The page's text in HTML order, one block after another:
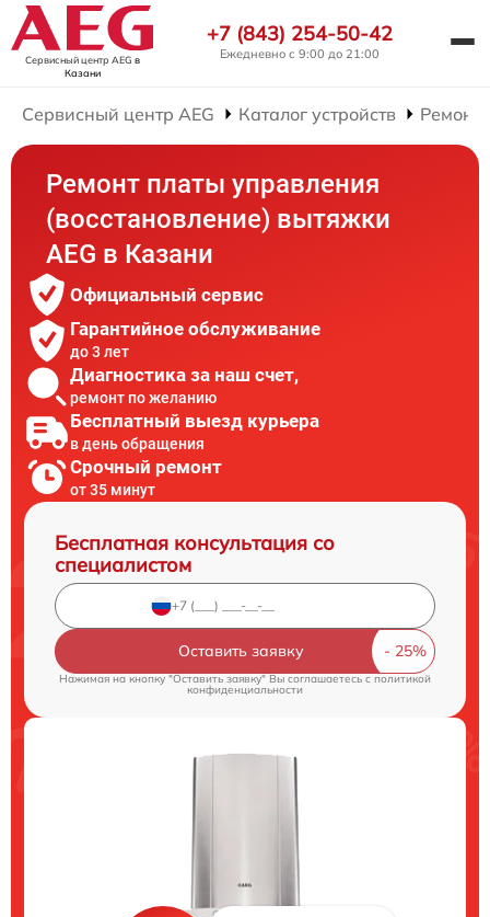
Сервисный центр AEG в
Казани
+7 (843) 254-50-42
Ежедневно с 9:00 до 21:00
Сервисный центр AEG Каталог устройств Ремонт
Ремонт платы управления
(восстановление) вытяжки
AEG в Казани
Официальный сервис
Гарантийное обслуживание
до 3 лет
Диагностика за наш счет,
ремонт по желанию
Бесплатный выезд курьера
в день обращения
Срочный ремонт
от 35 минут
Бесплатная консультация со
специалистом
Оставить заявку
Нажимая на кнопку "Оставить заявку" Вы соглашаетесь cполитикой
конфиденциальности